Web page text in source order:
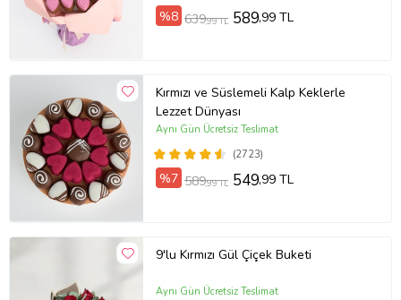
%8 639,99 TL 589,99 TL
Kırmızı ve Süslemeli Kalp Keklerle
Lezzet Dünyası
(2723)
Aynı Gün Ücretsiz Teslimat
%7 589,99 TL 549,99 TL
9'lu Kırmızı Gül Çiçek Buketi
Aynı Gün Ücretsiz Teslimat